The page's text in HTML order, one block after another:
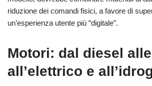
riduzione dei comandi fisici, a favore di
un’esperienza utente più “digitale”.
Motori: dal diesel
all’elettrico e